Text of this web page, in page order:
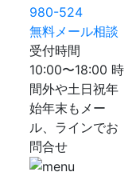
980-524
無料メール相談
受付時間
10:00〜18:00 時
間外や土日祝年
始年末もメー
ル、ラインでお
問合せ